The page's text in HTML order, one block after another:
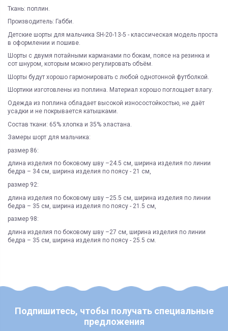
Ткань: поплин.
Производитель: Габби.
Детские шорты для мальчика SH-20-13-5 - классическая модель проста
в оформлении и пошиве.
Шорты с двумя потайными карманами по бокам, поясе на резинка и
сот шнуром, которым можно регулировать объём.
Шорты будут хорошо гармонировать с любой однотонной футболкой.
Шортики изготовлены из поплина. Материал хорошо поглощает влагу.
Одежда из поплина обладает высокой износостойкостью, не даёт
усадки и не покрывается катышками.
Состав ткани: 65% хлопка и 35% эластана.
Замеры шорт для мальчика:
размер 86:
длина изделия по боковому шву –24.5 см, ширина изделия по линии
бедра – 34 см, ширина изделия по поясу - 21 см,
размер 92:
длина изделия по боковому шву –25.5 см, ширина изделия по линии
бедра – 35 см, ширина изделия по поясу - 21.5 см,
размер 98:
длина изделия по боковому шву –27 см, ширина изделия по линии
бедра – 35 см, ширина изделия по поясу - 25.5 см.
Пол мальчик
ЧИ Є БЕЗКОШТОВНА ДОСТАВКА?
Безкоштовна доставка по Україні можлива виключно у відділення ТК
для 100% передоплачених замовлень від 7500 грн
поверненню НЕ ПІДЛЯГАЮТЬ наступні категоріі товарів
- аксесуари для дитячих візочків та автокрісел, в тому числі:
козирки, матрасики, вкладиші, простинки та подушки;
Подпишитесь, чтобы получать специальные
предложения